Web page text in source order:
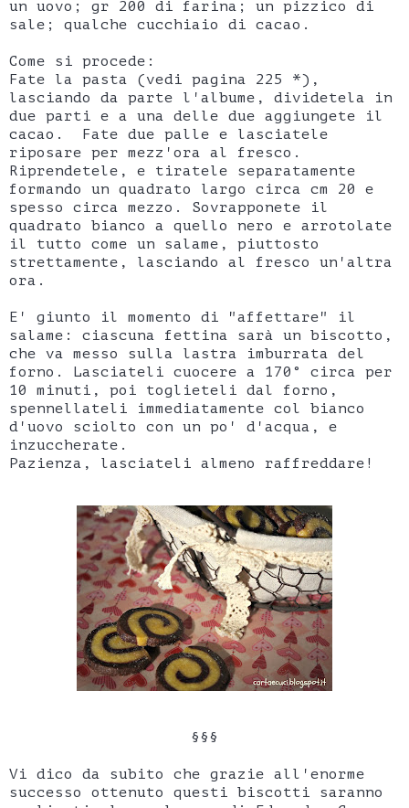
un uovo; gr 200 di farina; un pizzico di
sale; qualche cucchiaio di cacao.
Come si procede:
Fate la pasta (vedi pagina 225 *),
lasciando da parte l'albume, dividetela in
due parti e a una delle due aggiungete il
cacao. Fate due palle e lasciatele
riposare per mezz'ora al fresco.
Riprendetele, e tiratele separatamente
formando un quadrato largo circa cm 20 e
spesso circa mezzo. Sovrapponete il
quadrato bianco a quello nero e arrotolate
il tutto come un salame, piuttosto
strettamente, lasciando al fresco un'altra
ora.
E' giunto il momento di "affettare" il
salame: ciascuna fettina sarà un biscotto,
che va messo sulla lastra imburrata del
forno. Lasciateli cuocere a 170° circa per
10 minuti, poi toglieteli dal forno,
spennellateli immediatamente col bianco
d'uovo sciolto con un po' d'acqua, e
inzuccherate.
Pazienza, lasciateli almeno raffreddare!
§§§
Vi dico da subito che grazie all'enorme
successo ottenuto questi biscotti saranno